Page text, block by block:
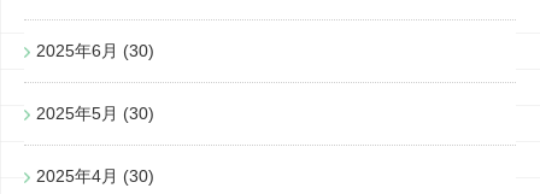
2025年6月 (30)
2025年5月 (30)
2025年4月 (30)